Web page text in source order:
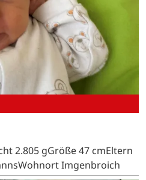
2.805 gGröße 47 cmEltern
Imgenbroich